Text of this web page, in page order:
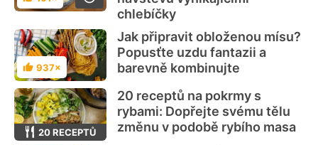
chlebíčky
Hodnocení
937×
Jak připravit obloženou mísu?
Popusťte uzdu fantazii a
barevně kombinujte
20 RECEPTŮ
20 receptů na pokrmy s
rybami: Dopřejte svému tělu
změnu v podobě rybího masa